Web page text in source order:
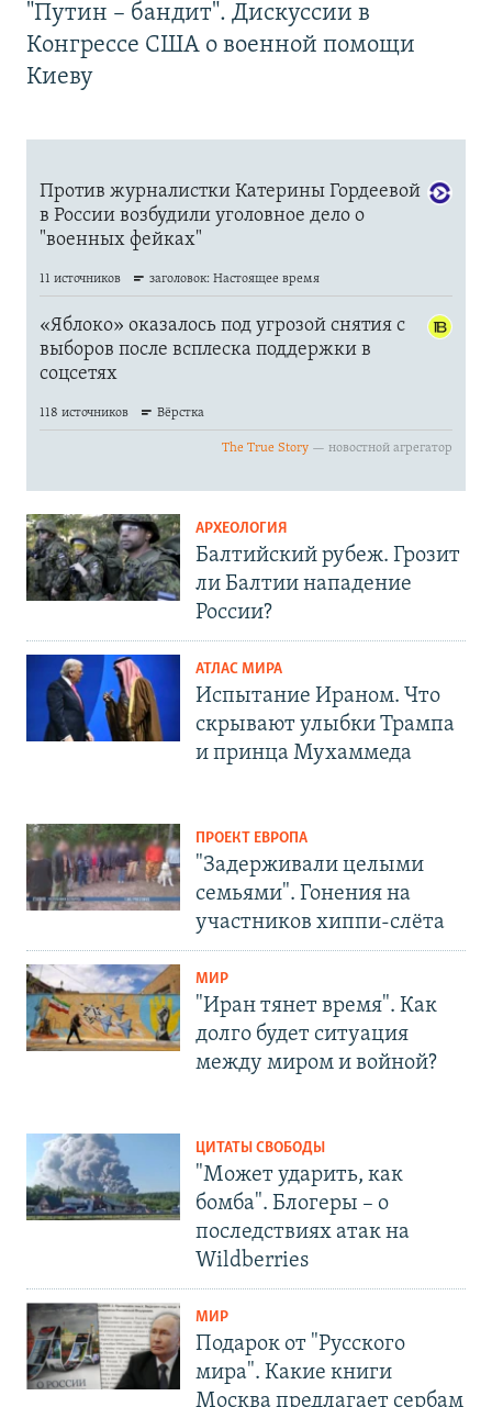
"Путин – бандит". Дискуссии в
Конгрессе США о военной помощи
Киеву
АРХЕОЛОГИЯ
Балтийский рубеж. Грозит
ли Балтии нападение
России?
АТЛАС МИРА
Испытание Ираном. Что
скрывают улыбки Трампа
и принца Мухаммеда
ПРОЕКТ ЕВРОПА
"Задерживали целыми
семьями". Гонения на
участников хиппи-слёта
МИР
"Иран тянет время". Как
долго будет ситуация
между миром и войной?
ЦИТАТЫ СВОБОДЫ
"Может ударить, как
бомба". Блогеры – о
последствиях атак на
Wildberries
МИР
Подарок от "Русского
мира". Какие книги
Москва предлагает сербам